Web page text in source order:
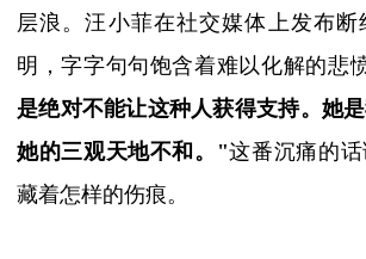
层浪。汪小菲在社交媒体上发布
明，字字句句饱含着难以化解的悲
是绝对不能让这种人获得支持。她
她的三观天地不和。
"这番沉痛的话
藏着怎样的伤痕。